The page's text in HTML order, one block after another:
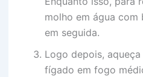
molho em água
em seguida.
Logo depois,
fígado em fogo